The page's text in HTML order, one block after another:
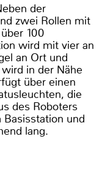
der
zwei Rollen mit
100
wird mit vier an
an Ort und
in der Nähe
über einen
die
des Roboters
und
lang.